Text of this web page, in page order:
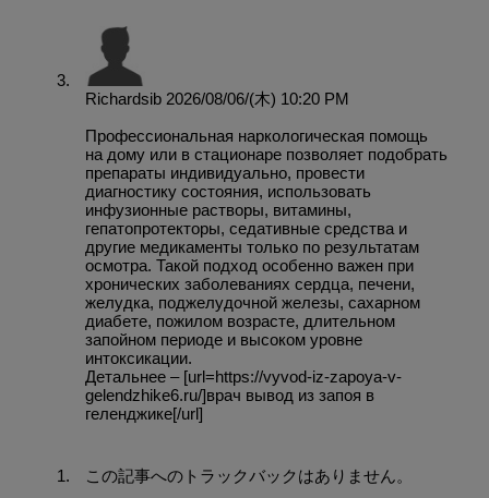
Richardsib 2026/08/06/(木) 10:20 PM
Профессиональная наркологическая помощь
на дому или в стационаре позволяет подобрать
препараты индивидуально, провести
диагностику состояния, использовать
инфузионные растворы, витамины,
гепатопротекторы, седативные средства и
другие медикаменты только по результатам
осмотра. Такой подход особенно важен при
хронических заболеваниях сердца, печени,
желудка, поджелудочной железы, сахарном
диабете, пожилом возрасте, длительном
запойном периоде и высоком уровне
интоксикации.
Детальнее – [url=https://vyvod-iz-zapoya-v-
gelendzhike6.ru/]врач вывод из запоя в
геленджике[/url]
この記事へのトラックバックはありません。